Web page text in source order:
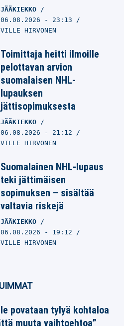
JÄÄKIEKKO
06.08.2026 - 23:13
VILLE HIRVONEN
Toimittaja heitti ilmoille
pelottavan arvion
suomalaisen NHL-
lupauksen
jättisopimuksesta
JÄÄKIEKKO
06.08.2026 - 21:12
VILLE HIRVONEN
Suomalainen NHL-lupaus
teki jättimäisen
sopimuksen – sisältää
valtavia riskejä
JÄÄKIEKKO
06.08.2026 - 19:12
VILLE HIRVONEN
povataan tylyä kohtaloa
muuta vaihtoehtoa”